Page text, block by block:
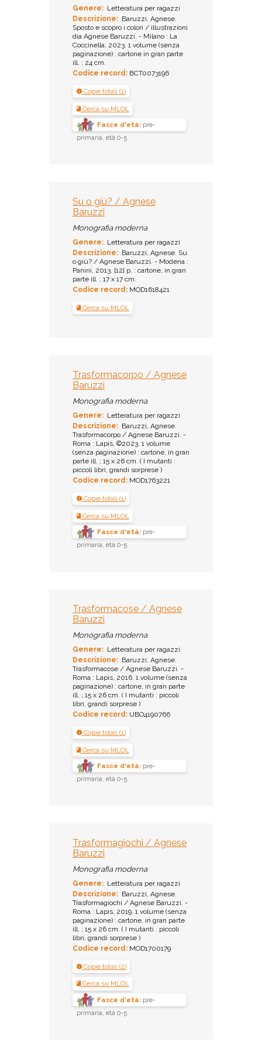
Genere: Letteratura per ragazzi
Descrizione: Baruzzi, Agnese.
Sposto e scopro i colori / illustrazioni
dia Agnese Baruzzi. - Milano : La
Coccinella, 2023. 1 volume (senza
paginazione) : cartone in gran parte
ill. ; 24 cm.
Codice record: BCT0073196
Copie totali (1)
Cerca su MLOL
Fasce d'età:pre-
primaria, età 0-5
Su o giù? / Agnese
Baruzzi
Monografia moderna
Genere: Letteratura per ragazzi
Descrizione: Baruzzi, Agnese. Su
o giù? / Agnese Baruzzi. - Modena :
Panini, 2013. [12] p. : cartone, in gran
parte ill. ; 17 x 17 cm.
Codice record: MOD1618421
Cerca su MLOL
Trasformacorpo / Agnese
Baruzzi
Monografia moderna
Genere: Letteratura per ragazzi
Descrizione: Baruzzi, Agnese.
Trasformacorpo / Agnese Baruzzi. -
Roma : Lapis, ©2023. 1 volume
(senza paginazione) : cartone, in gran
parte ill. ; 15 x 26 cm. ( I mutanti :
piccoli libri, grandi sorprese )
Codice record: MOD1763221
Copie totali (1)
Cerca su MLOL
Fasce d'età:pre-
primaria, età 0-5
Trasformacose / Agnese
Baruzzi
Monografia moderna
Genere: Letteratura per ragazzi
Descrizione: Baruzzi, Agnese.
Trasformacose / Agnese Baruzzi. -
Roma : Lapis, 2016. 1 volume (senza
paginazione) : cartone, in gran parte
ill. ; 15 x 26 cm. ( I mutanti : piccoli
libri, grandi sorprese )
Codice record: UBO4190766
Copie totali (1)
Cerca su MLOL
Fasce d'età:pre-
primaria, età 0-5
Trasformagiochi / Agnese
Baruzzi
Monografia moderna
Genere: Letteratura per ragazzi
Descrizione: Baruzzi, Agnese.
Trasformagiochi / Agnese Baruzzi. -
Roma : Lapis, 2019. 1 volume (senza
paginazione) : cartone, in gran parte
ill. ; 15 x 26 cm. ( I mutanti : piccoli
libri, grandi sorprese )
Codice record: MOD1700179
Copie totali (2)
Cerca su MLOL
Fasce d'età:pre-
primaria, età 0-5